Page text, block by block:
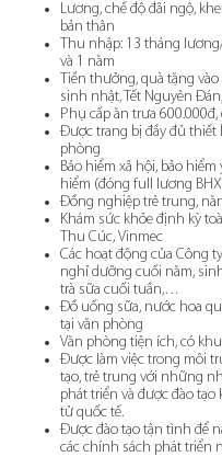
Lương, chế độ đãi ngộ,
bản thân
Thu nhập: 13 tháng
và 1 năm
Tiền thưởng, quà tặng vào
sinh nhật, Tết Nguyên
Phụ cấp ăn trưa
Được trang bị đầy đủ thiết
phòng
Bảo hiểm xã hội, bảo
hiểm (đóng full lương
Đồng nghiệp trẻ trung,
Khám sức khỏe định kỳ
Thu Cúc, Vinmec
Các hoạt động của Công
nghỉ dưỡng cuối năm,
trà sữa cuối tuần,…
Đồ uống sữa, nước hoa
tại văn phòng
Văn phòng tiện ích, có
Được làm việc trong môi
tạo, trẻ trung với những
phát triển và được đào
tử quốc tế.
Được đào tạo tận tình để
các chính sách phát triển